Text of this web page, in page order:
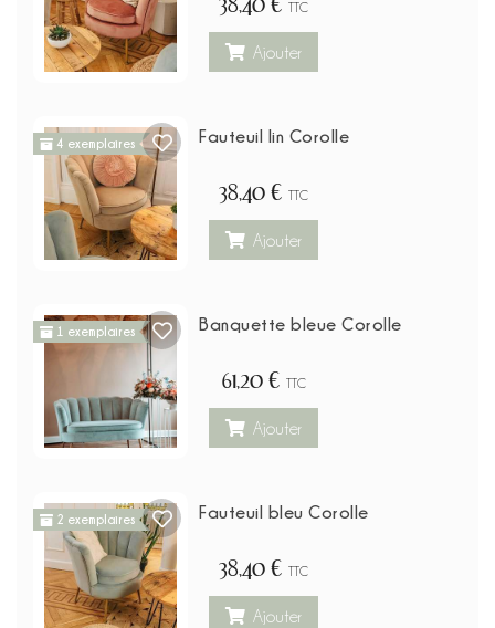
TTC
Ajouter
4 exemplaires Fauteuil lin Corolle
38,40 € TTC
Ajouter
1 exemplaires Banquette bleue Corolle
61,20 € TTC
Ajouter
2 exemplaires Fauteuil bleu Corolle
38,40 € TTC
Ajouter